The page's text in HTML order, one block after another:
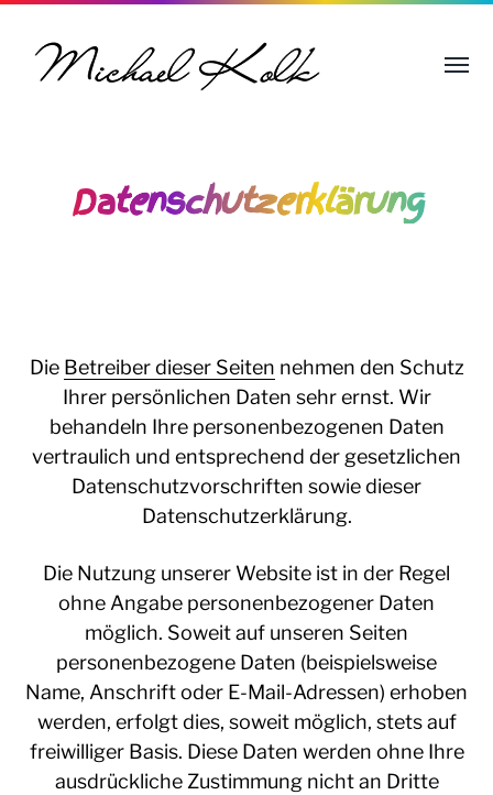
Datenschutzerklärung
Die Betreiber dieser Seiten nehmen den Schutz
Ihrer persönlichen Daten sehr ernst. Wir
behandeln Ihre personenbezogenen Daten
vertraulich und entsprechend der gesetzlichen
Datenschutzvorschriften sowie dieser
Datenschutzerklärung.
Die Nutzung unserer Website ist in der Regel
ohne Angabe personenbezogener Daten
möglich. Soweit auf unseren Seiten
personenbezogene Daten (beispielsweise
Name, Anschrift oder E-Mail-Adressen) erhoben
werden, erfolgt dies, soweit möglich, stets auf
freiwilliger Basis. Diese Daten werden ohne Ihre
ausdrückliche Zustimmung nicht an Dritte